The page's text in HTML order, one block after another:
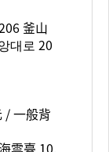
釜山
대로 20
/ 一般背